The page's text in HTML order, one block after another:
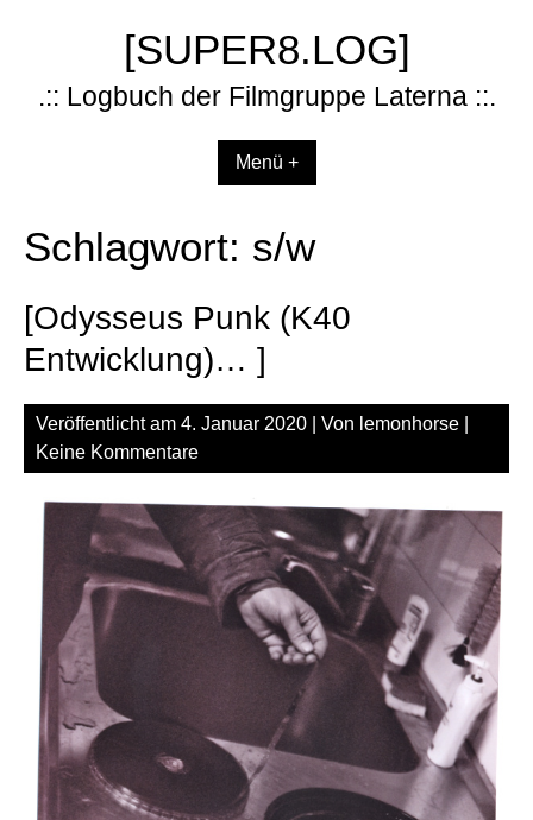
[SUPER8.LOG]
.:: Logbuch der Filmgruppe Laterna ::.
Menü +
Schlagwort: s/w
[Odysseus Punk (K40
Entwicklung)… ]
Veröffentlicht am 4. Januar 2020 | Von lemonhorse
Keine Kommentare